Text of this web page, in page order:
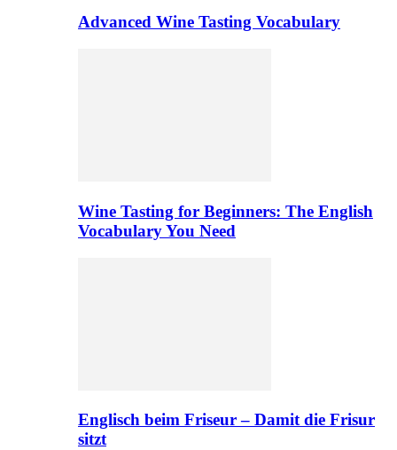
Advanced Wine Tasting Vocabulary
Wine Tasting for Beginners: The English
Vocabulary You Need
Englisch beim Friseur – Damit die Frisur
sitzt